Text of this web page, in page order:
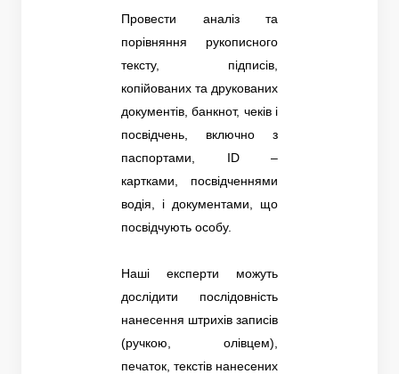
Провести аналіз та
порівняння рукописного
тексту, підписів,
копійованих та друкованих
документів, банкнот, чеків і
посвідчень, включно з
паспортами, ID –
картками, посвідченнями
водія, і документами, що
посвідчують особу.
Наші експерти можуть
дослідити послідовність
нанесення штрихів записів
(ручкою, олівцем),
печаток, текстів нанесених